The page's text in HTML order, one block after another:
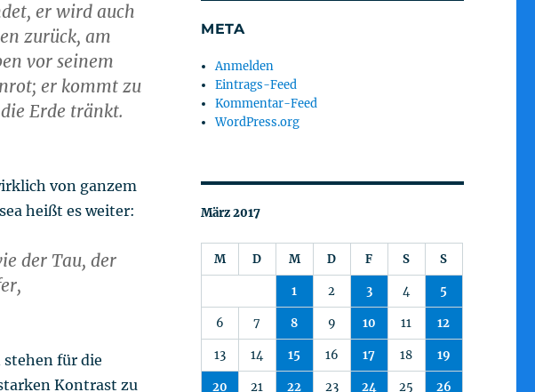
er wird auch
zurück, am
vor seinem
er kommt zu
Erde tränkt.
von ganzem
heißt es weiter:
der Tau, der
für die
Kontrast zu
META
Anmelden
Eintrags-Feed
Kommentar-Feed
WordPress.org
März 2017
M D M D F S S
1 2 3 4 5
6 7 8 9 10 11 12
13 14 15 16 17 18 19
20 21 22 23 24 25 26